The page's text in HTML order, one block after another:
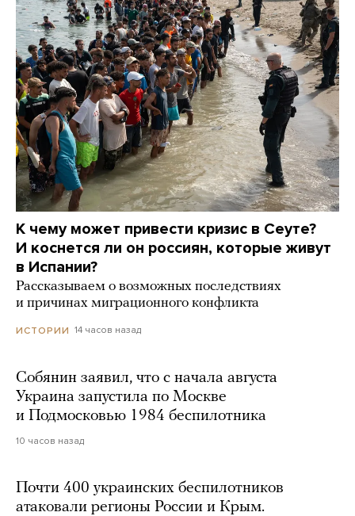
К чему может привести кризис в Сеуте?
И коснется ли он россиян, которые живут
в Испании?
Рассказываем о возможных последствиях
и причинах миграционного конфликта
ИСТОРИИ 14 часов назад
Собянин заявил, что с начала августа
Украина запустила по Москве
и Подмосковью 1984 беспилотника
10 часов назад
Почти 400 украинских беспилотников
атаковали регионы России и Крым.